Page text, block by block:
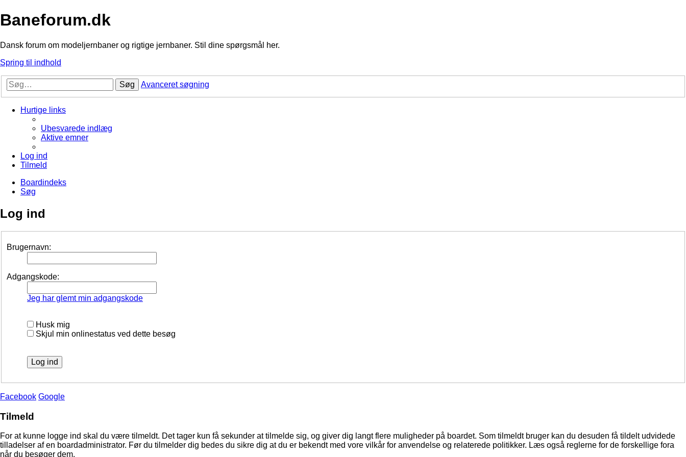
Baneforum.dk
Dansk forum om modeljernbaner og rigtige jernbaner. Stil dine spørgsmål her.
Spring til indhold
Søg Avanceret søgning
Hurtige links
Ubesvarede indlæg
Aktive emner
Log ind
Tilmeld
Boardindeks
Søg
Log ind
Brugernavn:
Adgangskode:
Jeg har glemt min adgangskode
Husk mig
Skjul min onlinestatus ved dette besøg
Facebook Google
Tilmeld
For at kunne logge ind skal du være tilmeldt. Det tager kun få sekunder at tilmelde sig, og giver dig langt flere muligheder på boardet. Som tilmeldt bruger kan du desuden få tildelt udvidede
tilladelser af en boardadministrator. Før du tilmelder dig bedes du sikre dig at du er bekendt med vore vilkår for anvendelse og relaterede politikker. Læs også reglerne for de forskellige fora
når du besøger dem.